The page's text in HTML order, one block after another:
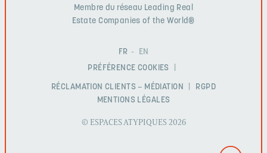
Membre du réseau Leading Real
Estate Companies of the World®
FR
EN
PRÉFÉRENCE COOKIES
RÉCLAMATION CLIENTS – MÉDIATION
RGPD
MENTIONS LÉGALES
© ESPACES ATYPIQUES 2026